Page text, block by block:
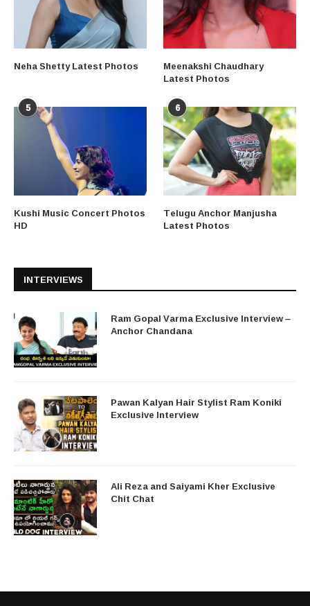
Neha Shetty Latest Photos Meenakshi Chaudhary
Latest Photos
5
Kushi Music Concert Photos
HD
6
Telugu Anchor Manjusha
Latest Photos
INTERVIEWS
Ram Gopal Varma Exclusive Interview –
Anchor Chandana
Pawan Kalyan Hair Stylist Ram Koniki
Exclusive Interview
Ali Reza and Saiyami Kher Exclusive
Chit Chat